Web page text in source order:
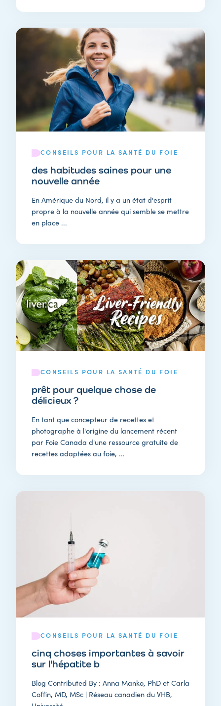
CONSEILS POUR LA SANTÉ DU FOIE
des habitudes saines pour une
nouvelle année
En Amérique du Nord, il y a un état d'esprit
propre à la nouvelle année qui semble se mettre
en place ...
CONSEILS POUR LA SANTÉ DU FOIE
prêt pour quelque chose de
délicieux ?
En tant que concepteur de recettes et
photographe à l'origine du lancement récent
par Foie Canada d'une ressource gratuite de
recettes adaptées au foie, ...
CONSEILS POUR LA SANTÉ DU FOIE
cinq choses importantes à savoir
sur l'hépatite b
Blog Contributed By : Anna Manko, PhD et Carla
Coffin, MD, MSc | Réseau canadien du VHB,